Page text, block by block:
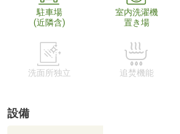
駐車場
(近隣含)
室内洗濯機
置き場
洗面所独立 追焚機能
設備